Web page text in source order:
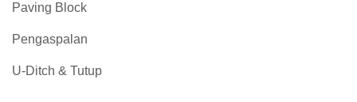
Paving Block
Pengaspalan
U-Ditch & Tutup